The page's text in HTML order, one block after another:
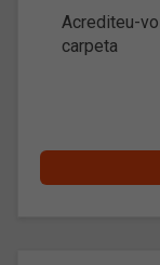
Acrediteu-
carpeta